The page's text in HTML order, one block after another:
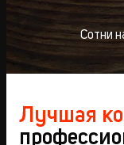
Сотни
Лучшая